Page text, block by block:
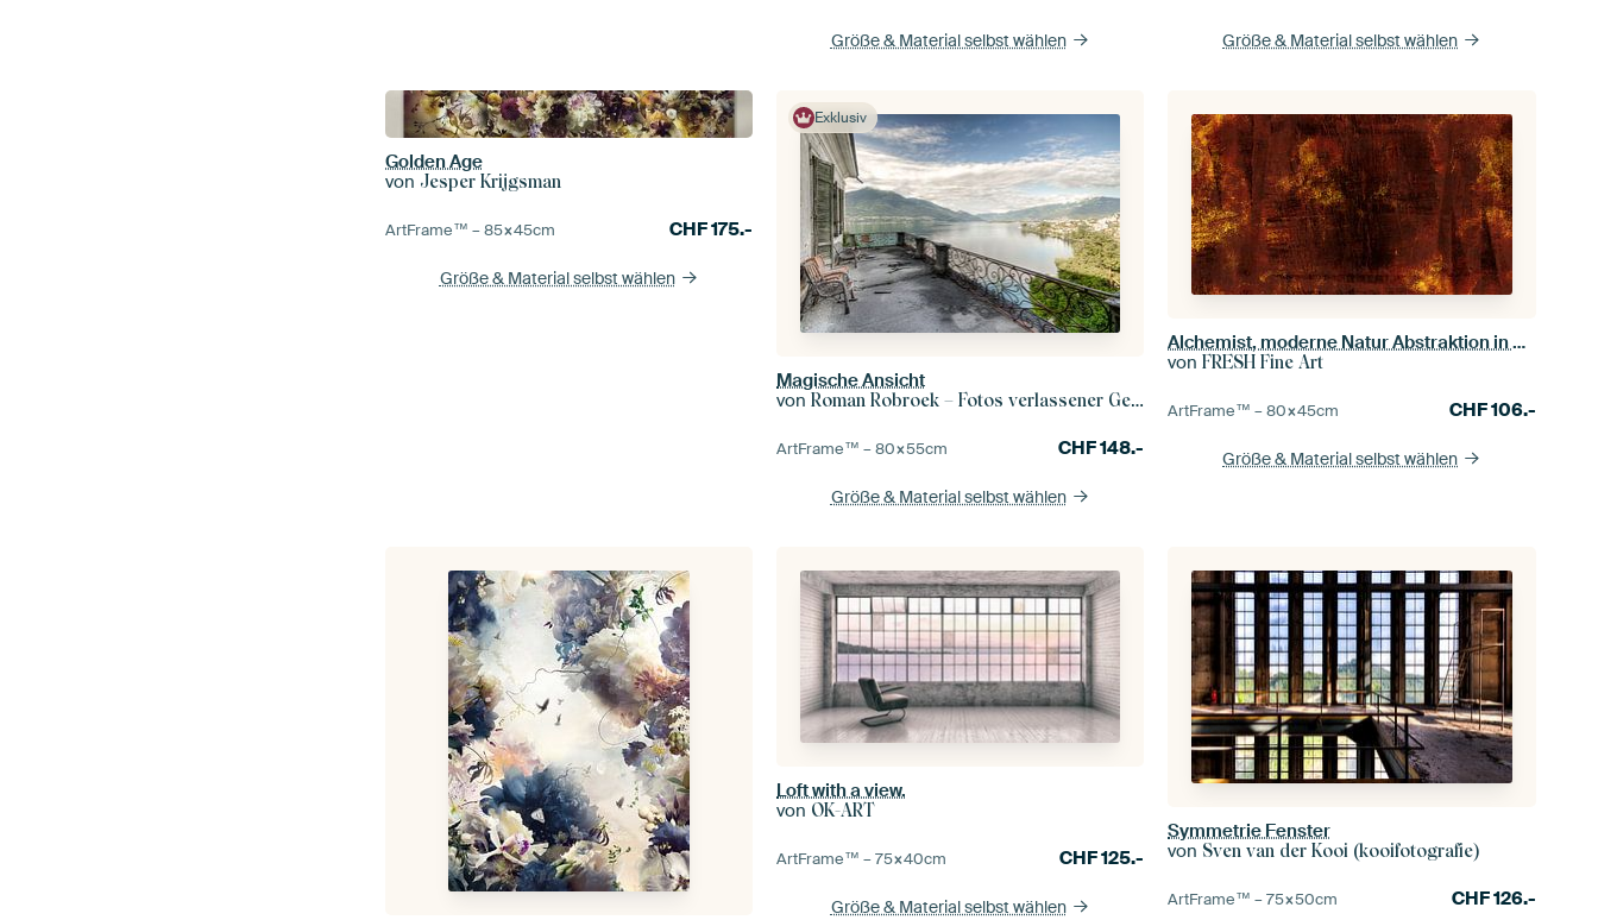
Größe & Material selbst wählen Größe & Material selbst wählen
Golden Age
von Jesper Krijgsman
ArtFrame™ –85×45cm CHF175.-
Größe & Material selbst wählen
Exklusiv
Magische Ansicht
vonRoman Robroek – Fotos verlassener Gebäude
ArtFrame™ –80×55cm CHF148.-
Größe & Material selbst wählen
Alchemist, moderne Natur Abstraktion in Bronze Kupfer
vonFRESH Fine Art
ArtFrame™ –80×45cm CHF106.-
Größe & Material selbst wählen
Loft with a view.
von OK-ART
ArtFrame™ –75×40cm CHF125.-
Größe & Material selbst wählen
Symmetrie Fenster
von Sven van der Kooi (kooifotografie)
ArtFrame™ –75×50cm CHF126.-